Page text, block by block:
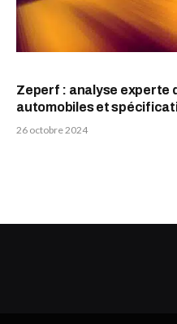
Zeperf : analyse experte
automobiles et
26 octobre 2024